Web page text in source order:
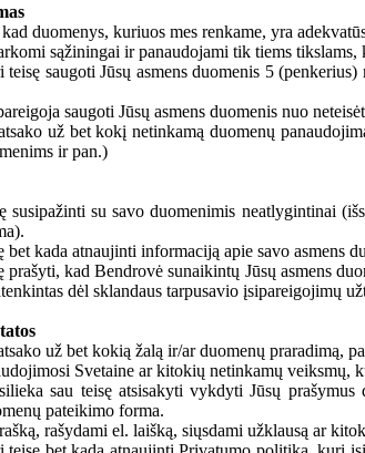
duomenys, kuriuos mes renkame, yra
sąžiningai ir panaudojami tik tiems tikslams,
teisę saugoti Jūsų asmens duomenis 5
saugoti Jūsų asmens duomenis nuo
už bet kokį netinkamą duomenų
ir pan.)
susipažinti su savo duomenimis neatlygintinai
bet kada atnaujinti informaciją apie savo asmens
prašyti, kad Bendrovė sunaikintų Jūsų asmens
dėl sklandaus tarpusavio įsipareigojimų
už bet kokią žalą ir/ar duomenų praradimą,
Svetaine ar kitokių netinkamų veiksmų,
sau teisę atsisakyti vykdyti Jūsų
pateikimo forma.
rašydami el. laišką, siųsdami užklausą ar